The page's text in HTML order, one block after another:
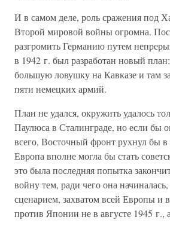
И в самом деле, роль сражения под
Второй мировой войны огромна.
разгромить Германию путем
в 1942 г. был разработан новый
большую ловушку на Кавказе и там
пяти немецких армий.
План не удался, окружить удалось
Паулюса в Сталинграде, но если бы
всего, Восточный фронт рухнул бы
Европа вполне могла бы стать
это была последняя попытка
войну тем, ради чего она
сценарием, захватом всей Европы и
против Японии не в августе 1945 г.,